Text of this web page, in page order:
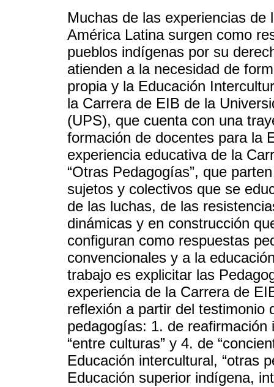
Muchas de las experiencias
América Latina surgen como
pueblos indígenas por su
atienden a la necesidad de
propia y la Educación
la Carrera de EIB de la
(UPS), que cuenta con una
formación de docentes para la
experiencia educativa de la
“Otras Pedagogías”, que
sujetos y colectivos que se
de las luchas, de las
dinámicas y en construcción
configuran como respuestas
convencionales y a la
trabajo es explicitar las
experiencia de la Carrera de
reflexión a partir del testimonio
pedagogías: 1. de reafirmación
“entre culturas” y 4. de
Educación intercultural, “otras
Educación superior indígena,